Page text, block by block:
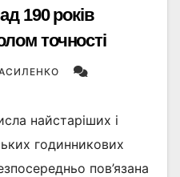
190 років
точності
найстаріших і
годинникових
пов’язана